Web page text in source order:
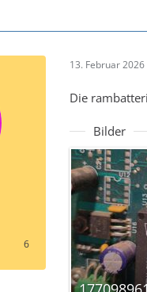
6
13. Februar
Die
Bilder